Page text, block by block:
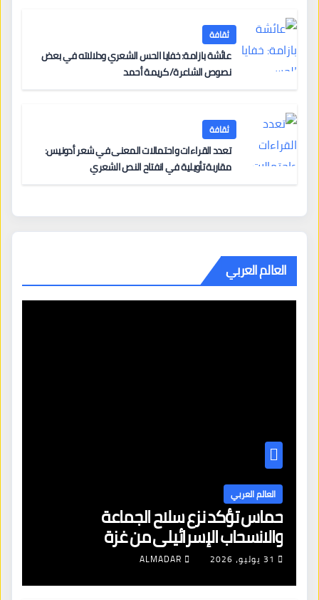
ثقافة
عائشة بازامة: خفايا الحس الشعري ودلالاته في بعض
نصوص الشاعرة/ كريمة أحمد
ثقافة
تعدد القراءات واحتمالات المعنى في شعر أدونيس:
مقاربة تأويلية في انفتاح النص الشعري
العالم العربي
العالم العربي
حماس تؤكد نزع سلاح الجماعة
والانسحاب الإسرائيلي من غزة
31 يوليو، 2026 ALMADAR